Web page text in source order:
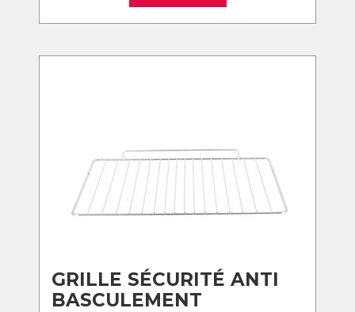
GRILLE SÉCURITÉ ANTI
BASCULEMENT